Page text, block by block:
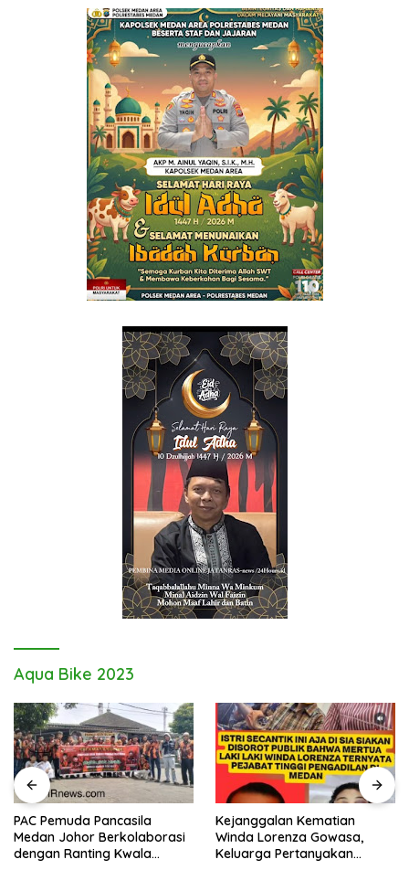
Aqua Bike 2023
PAC Pemuda Pancasila
Medan Johor Berkolaborasi
dengan Ranting Kwala
Kejanggalan Kematian
Winda Lorenza Gowasa,
Keluarga Pertanyakan